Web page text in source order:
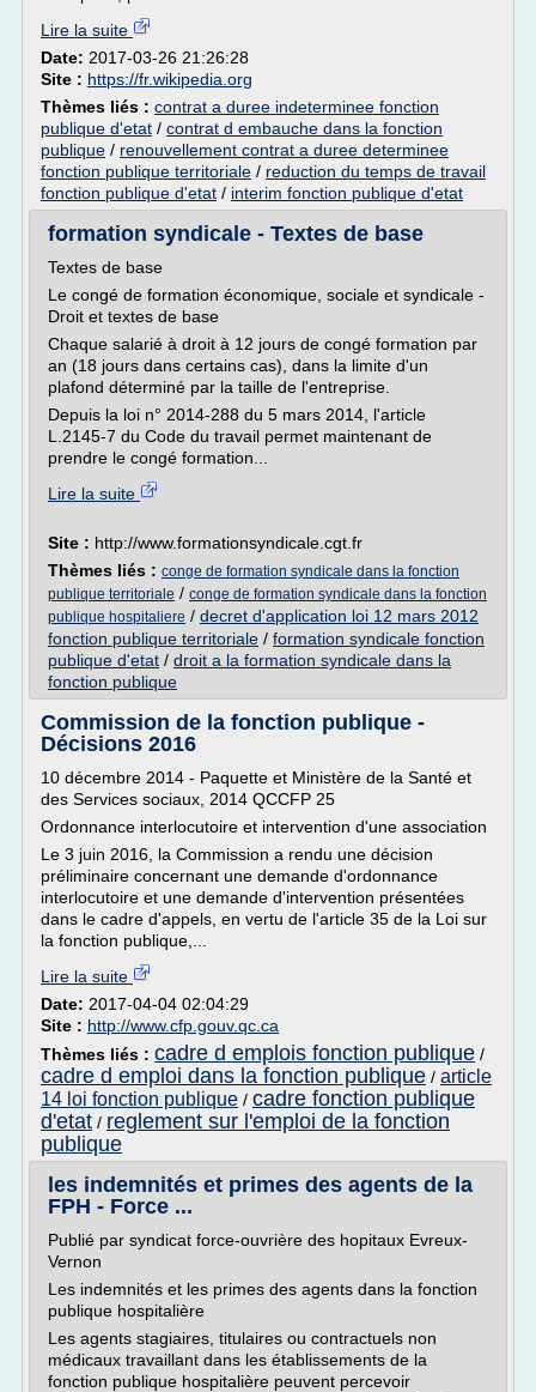
Lire la suite
Date: 2017-03-26 21:26:28
Site : https://fr.wikipedia.org
Thèmes liés : contrat a duree indeterminee fonction
publique d'etat / contrat d embauche dans la fonction
publique / renouvellement contrat a duree determinee
fonction publique territoriale / reduction du temps de travail
fonction publique d'etat / interim fonction publique d'etat
formation syndicale - Textes de base
Textes de base
Le congé de formation économique, sociale et syndicale -
Droit et textes de base
Chaque salarié à droit à 12 jours de congé formation par
an (18 jours dans certains cas), dans la limite d'un
plafond déterminé par la taille de l'entreprise.
Depuis la loi n° 2014-288 du 5 mars 2014, l'article
L.2145-7 du Code du travail permet maintenant de
prendre le congé formation...
Lire la suite
Site : http://www.formationsyndicale.cgt.fr
Thèmes liés : conge de formation syndicale dans la fonction
publique territoriale / conge de formation syndicale dans la fonction
publique hospitaliere / decret d'application loi 12 mars 2012
fonction publique territoriale / formation syndicale fonction
publique d'etat / droit a la formation syndicale dans la
fonction publique
Commission de la fonction publique -
Décisions 2016
10 décembre 2014 - Paquette et Ministère de la Santé et
des Services sociaux, 2014 QCCFP 25
Ordonnance interlocutoire et intervention d'une association
Le 3 juin 2016, la Commission a rendu une décision
préliminaire concernant une demande d'ordonnance
interlocutoire et une demande d'intervention présentées
dans le cadre d'appels, en vertu de l'article 35 de la Loi sur
la fonction publique,...
Lire la suite
Date: 2017-04-04 02:04:29
Site : http://www.cfp.gouv.qc.ca
Thèmes liés : cadre d emplois fonction publique /
cadre d emploi dans la fonction publique / article
14 loi fonction publique / cadre fonction publique
d'etat / reglement sur l'emploi de la fonction
publique
les indemnités et primes des agents de la
FPH - Force ...
Publié par syndicat force-ouvrière des hopitaux Evreux-
Vernon
Les indemnités et les primes des agents dans la fonction
publique hospitalière
Les agents stagiaires, titulaires ou contractuels non
médicaux travaillant dans les établissements de la
fonction publique hospitalière peuvent percevoir